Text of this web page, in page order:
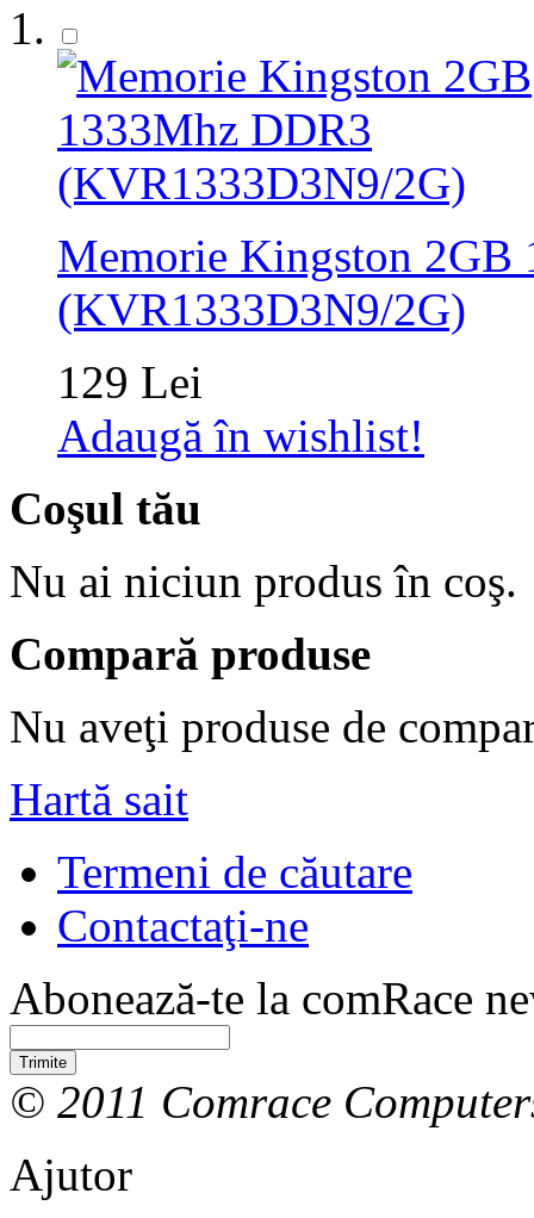
Memorie Kingston 2GB
(KVR1333D3N9/2G)
129 Lei
Adaugă în wishlist!
Coşul tău
Nu ai niciun produs în coş.
Compară produse
Nu aveţi produse de
Hartă sait
Termeni de căutare
Contactaţi-ne
Abonează-te la comRace
Trimite
© 2011 Comrace
Ajutor